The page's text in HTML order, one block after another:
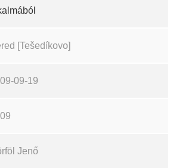
[Tešedíkovo]
09-19
Jenő